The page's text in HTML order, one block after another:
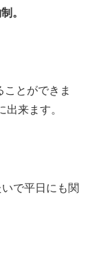
。
とができま
来ます。
で平日にも関